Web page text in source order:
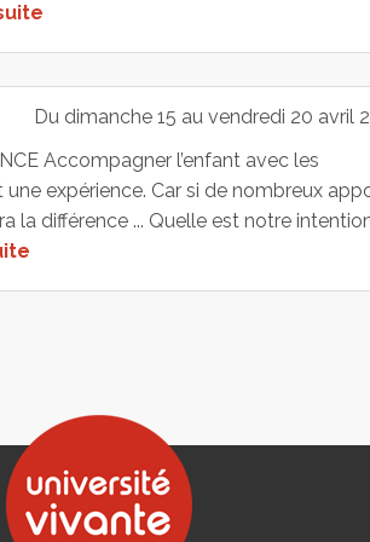
Du dimanche 15 au vendredi 20 avril
Accompagner l’enfant avec les
expérience. Car si de nombreux
la différence ... Quelle est notre